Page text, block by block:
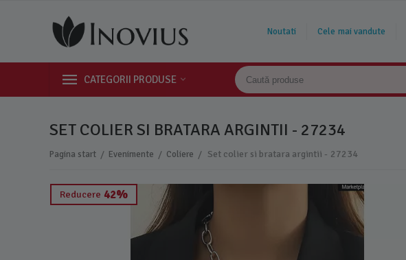
Noutati Cele mai vandute
CATEGORII PRODUSE
SET COLIER SI BRATARA ARGINTII - 27234
Pagina start / Evenimente / Coliere / Set colier si bratara argintii - 27234
Reducere 42%